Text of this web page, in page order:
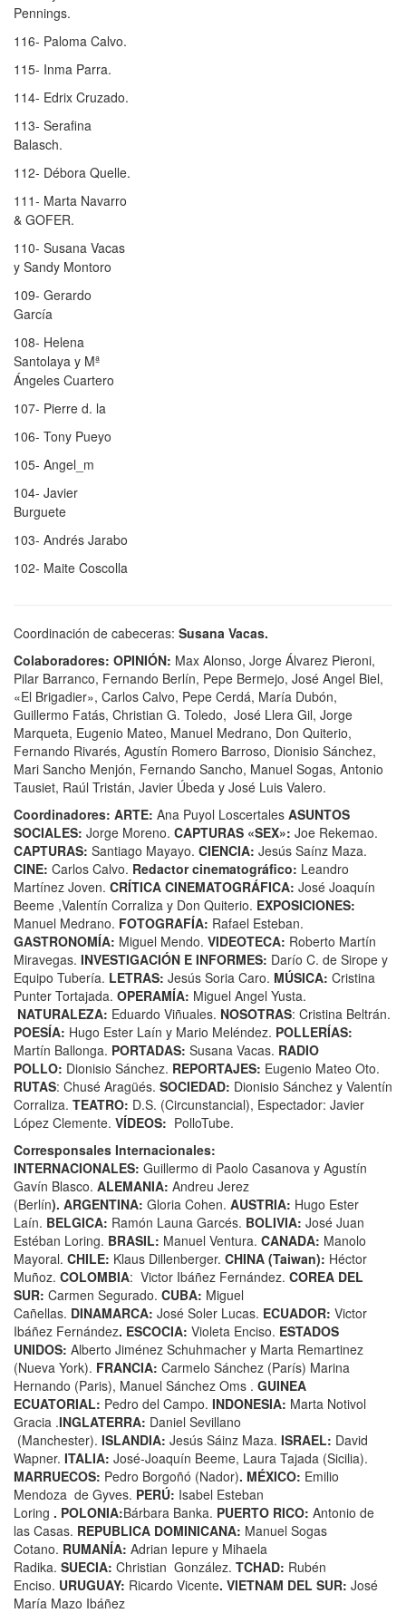
Pennings.
116- Paloma Calvo.
115- Inma Parra.
114- Edrix Cruzado.
113- Serafina
Balasch.
112- Débora Quelle.
111- Marta Navarro
& GOFER.
110- Susana Vacas
y Sandy Montoro
109- Gerardo
García
108- Helena
Santolaya y Mª
Ángeles Cuartero
107- Pierre d. la
106- Tony Pueyo
105- Angel_m
104- Javier
Burguete
103- Andrés Jarabo
102- Maite Coscolla
Coordinación de cabeceras: Susana Vacas.
Colaboradores: OPINIÓN: Max Alonso, Jorge Álvarez Pieroni,
Pilar Barranco, Fernando Berlín, Pepe Bermejo, José Angel Biel,
«El Brigadier», Carlos Calvo, Pepe Cerdá, María Dubón,
Guillermo Fatás, Christian G. Toledo, José Llera Gil, Jorge
Marqueta, Eugenio Mateo, Manuel Medrano, Don Quiterio,
Fernando Rivarés, Agustín Romero Barroso, Dionisio Sánchez,
Mari Sancho Menjón, Fernando Sancho, Manuel Sogas, Antonio
Tausiet, Raúl Tristán, Javier Úbeda y José Luis Valero.
Coordinadores: ARTE: Ana Puyol Loscertales ASUNTOS
SOCIALES: Jorge Moreno. CAPTURAS «SEX»: Joe Rekemao.
CAPTURAS: Santiago Mayayo. CIENCIA: Jesús Saínz Maza.
CINE: Carlos Calvo. Redactor cinematográfico: Leandro
Martínez Joven. CRÍTICA CINEMATOGRÁFICA: José Joaquín
Beeme ,Valentín Corraliza y Don Quiterio. EXPOSICIONES:
Manuel Medrano. FOTOGRAFÍA: Rafael Esteban.
GASTRONOMÍA: Miguel Mendo. VIDEOTECA: Roberto Martín
Miravegas. INVESTIGACIÓN E INFORMES: Darío C. de Sirope y
Equipo Tubería. LETRAS: Jesús Soria Caro. MÚSICA: Cristina
Punter Tortajada. OPERAMÍA: Miguel Angel Yusta.
NATURALEZA: Eduardo Viñuales. NOSOTRAS: Cristina Beltrán.
POESÍA: Hugo Ester Laín y Mario Meléndez. POLLERÍAS:
Martín Ballonga. PORTADAS: Susana Vacas. RADIO
POLLO: Dionisio Sánchez. REPORTAJES: Eugenio Mateo Oto.
RUTAS: Chusé Aragüés. SOCIEDAD: Dionisio Sánchez y Valentín
Corraliza. TEATRO: D.S. (Circunstancial), Espectador: Javier
López Clemente. VÍDEOS: PolloTube.
Corresponsales Internacionales:
INTERNACIONALES: Guillermo di Paolo Casanova y Agustín
Gavín Blasco. ALEMANIA: Andreu Jerez
(Berlín). ARGENTINA: Gloria Cohen. AUSTRIA: Hugo Ester
Laín. BELGICA: Ramón Launa Garcés. BOLIVIA: José Juan
Estéban Loring. BRASIL: Manuel Ventura. CANADA: Manolo
Mayoral. CHILE: Klaus Dillenberger. CHINA (Taiwan): Héctor
Muñoz. COLOMBIA: Victor Ibáñez Fernández. COREA DEL
SUR: Carmen Segurado. CUBA: Miguel
Cañellas. DINAMARCA: José Soler Lucas. ECUADOR: Victor
Ibáñez Fernández. ESCOCIA: Violeta Enciso. ESTADOS
UNIDOS: Alberto Jiménez Schuhmacher y Marta Remartinez
(Nueva York). FRANCIA: Carmelo Sánchez (París) Marina
Hernando (Paris), Manuel Sánchez Oms . GUINEA
ECUATORIAL: Pedro del Campo. INDONESIA: Marta Notivol
Gracia .INGLATERRA: Daniel Sevillano
(Manchester). ISLANDIA: Jesús Sáinz Maza. ISRAEL: David
Wapner. ITALIA: José-Joaquín Beeme, Laura Tajada (Sicilia).
MARRUECOS: Pedro Borgoñó (Nador). MÉXICO: Emilio
Mendoza de Gyves. PERÚ: Isabel Esteban
Loring . POLONIA:Bárbara Banka. PUERTO RICO: Antonio de
las Casas. REPUBLICA DOMINICANA: Manuel Sogas
Cotano. RUMANÍA: Adrian Iepure y Mihaela
Radika. SUECIA: Christian González. TCHAD: Rubén
Enciso. URUGUAY: Ricardo Vicente. VIETNAM DEL SUR: José
María Mazo Ibáñez